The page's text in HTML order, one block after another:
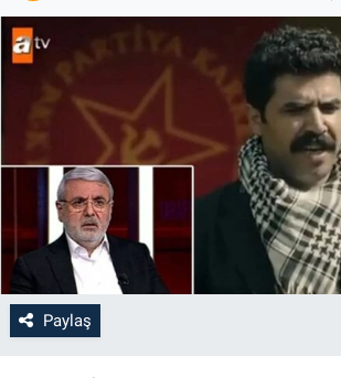
Paylaş